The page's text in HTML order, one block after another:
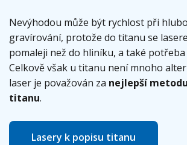
Nevýhodou může být rychlost při
gravírování, protože do titanu se
pomaleji než do hliníku, a také potřeba
Celkově však u titanu není mnoho
laser je považován za nejlepší
titanu.
Lasery k popisu titanu